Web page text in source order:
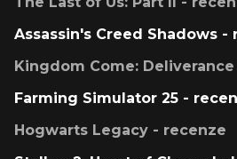
Assassin's Creed Shadows -
Kingdom Come:
Farming Simulator 25 -
Hogwarts Legacy - recenze